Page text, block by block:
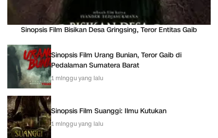
Sinopsis Film Bisikan Desa Gringsing, Teror Entitas Gaib
Sinopsis Film Urang Bunian, Teror Gaib di
Pedalaman Sumatera Barat
1 minggu yang lalu
Sinopsis Film Suanggi: Ilmu Kutukan
1 minggu yang lalu